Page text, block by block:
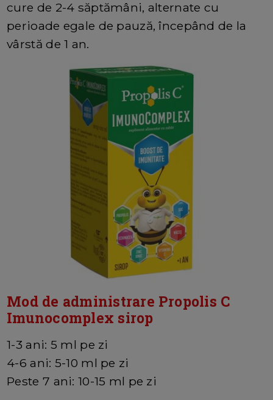
cure de 2-4 săptămâni, alternate cu
perioade egale de pauză, începând de la
vârstă de 1 an.
Mod de administrare Propolis C
Imunocomplex sirop
1-3 ani: 5 ml pe zi
4-6 ani: 5-10 ml pe zi
Peste 7 ani: 10-15 ml pe zi